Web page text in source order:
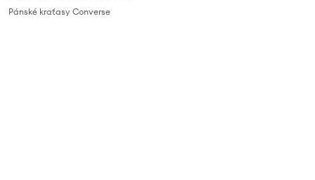
Pánské kraťasy Converse